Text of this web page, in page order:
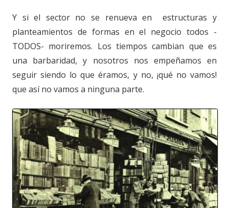
Y si el sector no se renueva en estructuras y
planteamientos de formas en el negocio todos -
TODOS- moriremos. Los tiempos cambian que es
una barbaridad, y nosotros nos empeñamos en
seguir siendo lo que éramos, y no, ¡qué no vamos!
que así no vamos a ninguna parte.